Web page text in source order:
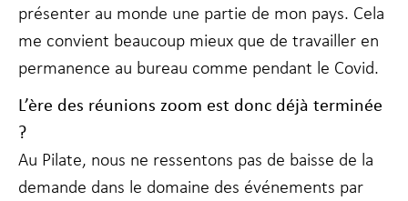
présenter au monde une partie de mon pays. Cela
me convient beaucoup mieux que de travailler en
permanence au bureau comme pendant le Covid.
L’ère des réunions zoom est donc déjà terminée
?
Au Pilate, nous ne ressentons pas de baisse de la
demande dans le domaine des événements par